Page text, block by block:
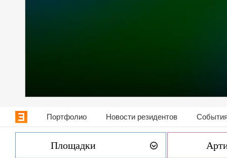
Портфолио Новости резидентов
Площадки